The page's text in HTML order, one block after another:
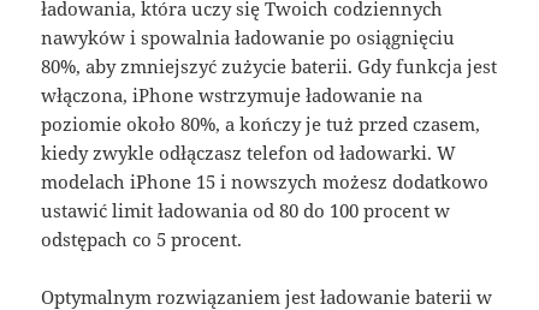
ładowania, która uczy się Twoich codziennych
nawyków i spowalnia ładowanie po osiągnięciu
80%, aby zmniejszyć zużycie baterii. Gdy funkcja jest
włączona, iPhone wstrzymuje ładowanie na
poziomie około 80%, a kończy je tuż przed czasem,
kiedy zwykle odłączasz telefon od ładowarki. W
modelach iPhone 15 i nowszych możesz dodatkowo
ustawić limit ładowania od 80 do 100 procent w
odstępach co 5 procent.
Optymalnym rozwiązaniem jest ładowanie baterii w